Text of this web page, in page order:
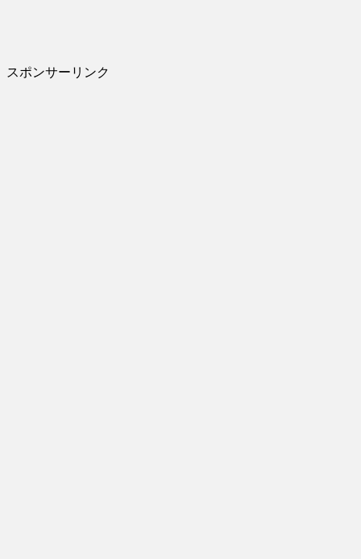
スポンサーリンク